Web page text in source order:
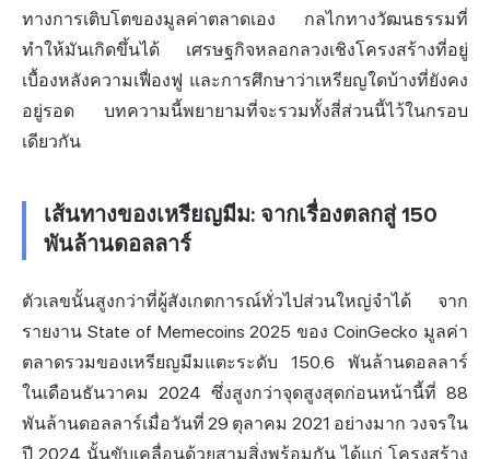
ทางการเติบโตของมูลค่าตลาดเอง กลไกทางวัฒนธรรมที่
ทำให้มันเกิดขึ้นได้ เศรษฐกิจหลอกลวงเชิงโครงสร้างที่อยู่
เบื้องหลังความเฟื่องฟู และการศึกษาว่าเหรียญใดบ้างที่ยังคง
อยู่รอด บทความนี้พยายามที่จะรวมทั้งสี่ส่วนนี้ไว้ในกรอบ
เดียวกัน
เส้นทางของเหรียญมีม: จากเรื่องตลกสู่ 150
พันล้านดอลลาร์
ตัวเลขนั้นสูงกว่าที่ผู้สังเกตการณ์ทั่วไปส่วนใหญ่จำได้ จาก
รายงาน State of Memecoins 2025 ของ CoinGecko มูลค่า
ตลาดรวมของเหรียญมีมแตะระดับ 150.6 พันล้านดอลลาร์
ในเดือนธันวาคม 2024 ซึ่งสูงกว่าจุดสูงสุดก่อนหน้านี้ที่ 88
พันล้านดอลลาร์เมื่อวันที่ 29 ตุลาคม 2021 อย่างมาก วงจรใน
ปี 2024 นั้นขับเคลื่อนด้วยสามสิ่งพร้อมกัน ได้แก่ โครงสร้าง